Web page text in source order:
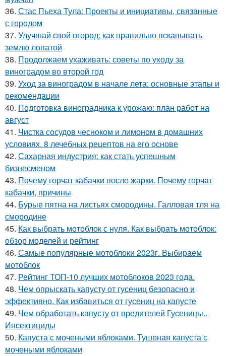
36. Стас Пьеха Тула: Проекты и инициативы, связанные
с городом
37. Улучшай свой огород: как правильно вскапывать
землю лопатой
38. Продолжаем ухаживать: советы по уходу за
виноградом во второй год
39. Уход за виноградом в начале лета: основные этапы и
рекомендации
40. Подготовка виноградника к урожаю: план работ на
август
41. Чистка сосудов чесноком и лимоном в домашних
условиях. 8 лечебных рецептов на его основе
42. Сахарная индустрия: как стать успешным
бизнесменом
43. Почему горчат кабачки после жарки. Почему горчат
кабачки, причины
44. Бурые пятна на листьях смородины. Галловая тля на
смородине
45. Как выбрать мотоблок с нуля. Как выбрать мотоблок:
обзор моделей и рейтинг
46. Самые популярные мотоблоки 2023г. Выбираем
мотоблок
47. Рейтинг ТОП-10 лучших мотоблоков 2023 года.
48. Чем опрыскать капусту от гусениц безопасно и
эффективно. Как избавиться от гусениц на капусте
49. Чем обработать капусту от вредителей Гусеницы..
Инсектициды
50. Капуста с мочеными яблоками. Тушеная капуста с
мочеными яблоками